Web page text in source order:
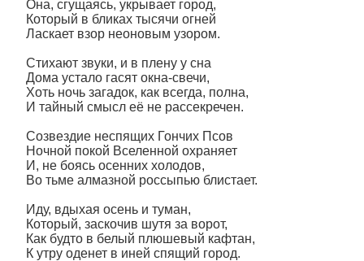
Она, сгущаясь, укрывает город,
Который в бликах тысячи огней
Ласкает взор неоновым узором.
Стихают звуки, и в плену у сна
Дома устало гасят окна-свечи,
Хоть ночь загадок, как всегда, полна,
И тайный смысл её не рассекречен.
Созвездие неспящих Гончих Псов
Ночной покой Вселенной охраняет
И, не боясь осенних холодов,
Во тьме алмазной россыпью блистает.
Иду, вдыхая осень и туман,
Который, заскочив шутя за ворот,
Как будто в белый плюшевый кафтан,
К утру оденет в иней спящий город.